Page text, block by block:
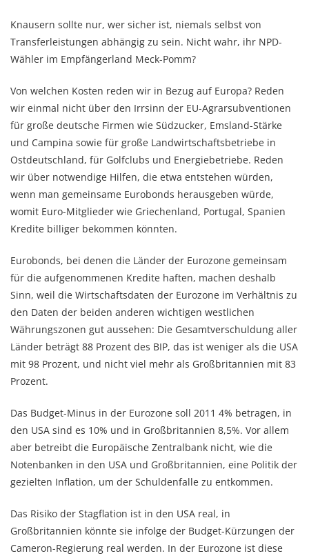
Knausern sollte nur, wer sicher ist, niemals selbst von
Transferleistungen abhängig zu sein. Nicht wahr, ihr NPD-
Wähler im Empfängerland Meck-Pomm?
Von welchen Kosten reden wir in Bezug auf Europa? Reden
wir einmal nicht über den Irrsinn der EU-Agrarsubventionen
für große deutsche Firmen wie Südzucker, Emsland-Stärke
und Campina sowie für große Landwirtschaftsbetriebe in
Ostdeutschland, für Golfclubs und Energiebetriebe. Reden
wir über notwendige Hilfen, die etwa entstehen würden,
wenn man gemeinsame Eurobonds herausgeben würde,
womit Euro-Mitglieder wie Griechenland, Portugal, Spanien
Kredite billiger bekommen könnten.
Eurobonds, bei denen die Länder der Eurozone gemeinsam
für die aufgenommenen Kredite haften, machen deshalb
Sinn, weil die Wirtschaftsdaten der Eurozone im Verhältnis zu
den Daten der beiden anderen wichtigen westlichen
Währungszonen gut aussehen: Die Gesamtverschuldung aller
Länder beträgt 88 Prozent des BIP, das ist weniger als die USA
mit 98 Prozent, und nicht viel mehr als Großbritannien mit 83
Prozent.
Das Budget-Minus in der Eurozone soll 2011 4% betragen, in
den USA sind es 10% und in Großbritannien 8,5%. Vor allem
aber betreibt die Europäische Zentralbank nicht, wie die
Notenbanken in den USA und Großbritannien, eine Politik der
gezielten Inflation, um der Schuldenfalle zu entkommen.
Das Risiko der Stagflation ist in den USA real, in
Großbritannien könnte sie infolge der Budget-Kürzungen der
Cameron-Regierung real werden. In der Eurozone ist diese